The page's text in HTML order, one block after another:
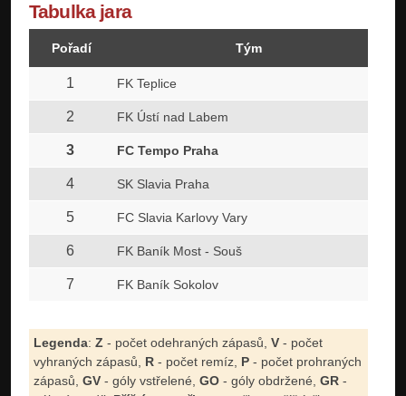
Tabulka jara
Pořadí Tým
1 FK Teplice
2 FK Ústí nad Labem
3 FC Tempo Praha
4 SK Slavia Praha
5 FC Slavia Karlovy Vary
6 FK Baník Most - Souš
7 FK Baník Sokolov
Legenda: Z - počet odehraných zápasů, V - počet
vyhraných zápasů, R - počet remíz, P - počet prohraných
zápasů, GV - góly vstřelené, GO - góly obdržené, GR -